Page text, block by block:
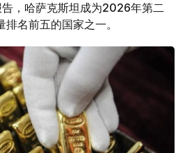
，哈萨克斯坦成为2026年第二
名前五的国家之一。